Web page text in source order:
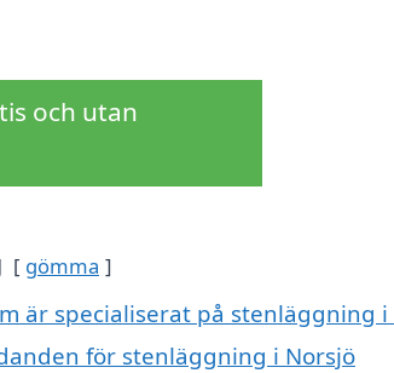
och utan
gömma
är specialiserat på stenläggning
för stenläggning i Norsjö